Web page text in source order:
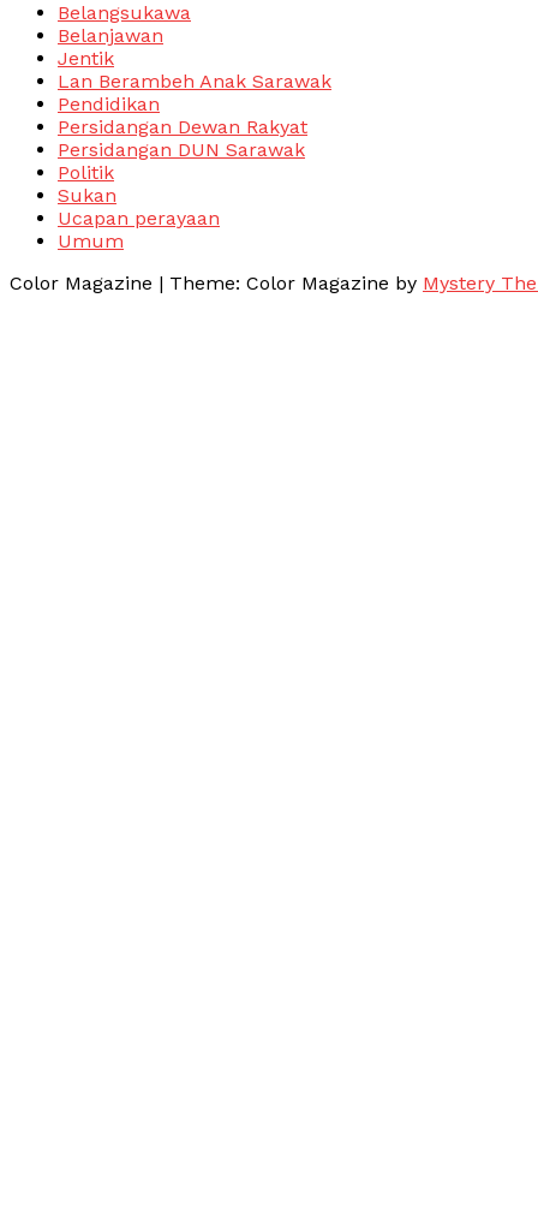
Belangsukawa
Belanjawan
Jentik
Lan Berambeh Anak Sarawak
Pendidikan
Persidangan Dewan Rakyat
Persidangan DUN Sarawak
Politik
Sukan
Ucapan perayaan
Umum
Color Magazine | Theme: Color Magazine by Mystery